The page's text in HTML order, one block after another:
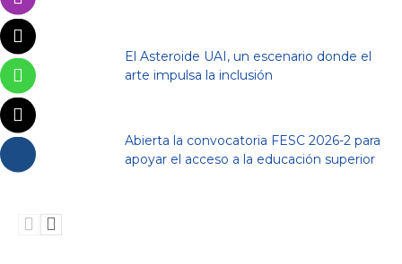
El Asteroide UAI, un escenario donde el
arte impulsa la inclusión
Abierta la convocatoria FESC 2026-2 para
apoyar el acceso a la educación superior